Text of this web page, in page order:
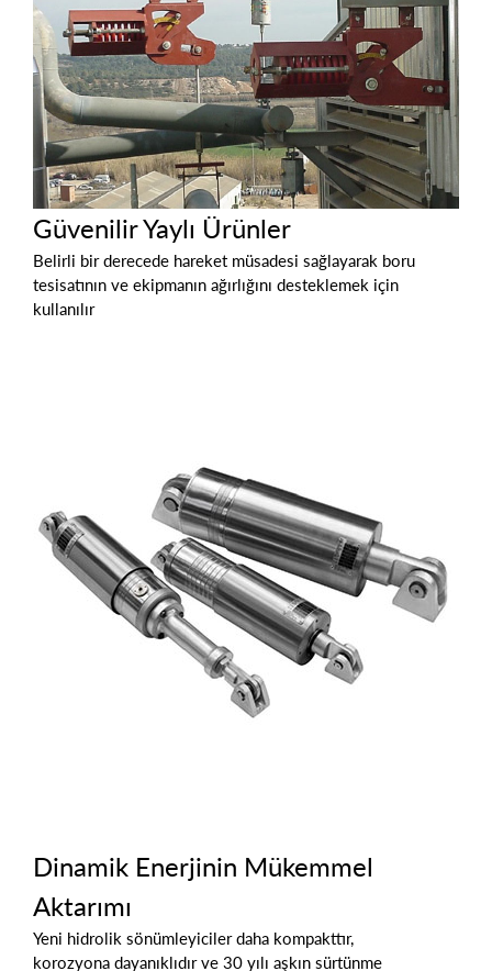
Güvenilir Yaylı Ürünler
Belirli bir derecede hareket müsadesi sağlayarak boru
tesisatının ve ekipmanın ağırlığını desteklemek için
kullanılır
Dinamik Enerjinin Mükemmel
Aktarımı
Yeni hidrolik sönümleyiciler daha kompakttır,
korozyona dayanıklıdır ve 30 yılı aşkın sürtünme